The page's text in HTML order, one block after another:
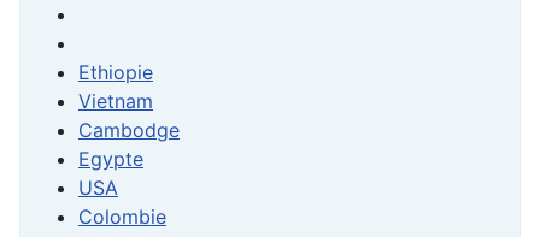
Ethiopie
Vietnam
Cambodge
Egypte
USA
Colombie